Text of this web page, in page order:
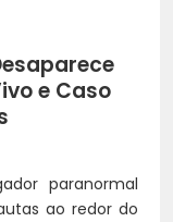
e Caso
paranormal
ao redor do